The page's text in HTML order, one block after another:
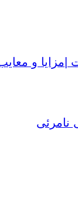
|مزایا و
نامرئی